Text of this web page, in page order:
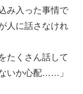
み入った事情で
人に話さなけれ
たくさん話して
いか心配……」